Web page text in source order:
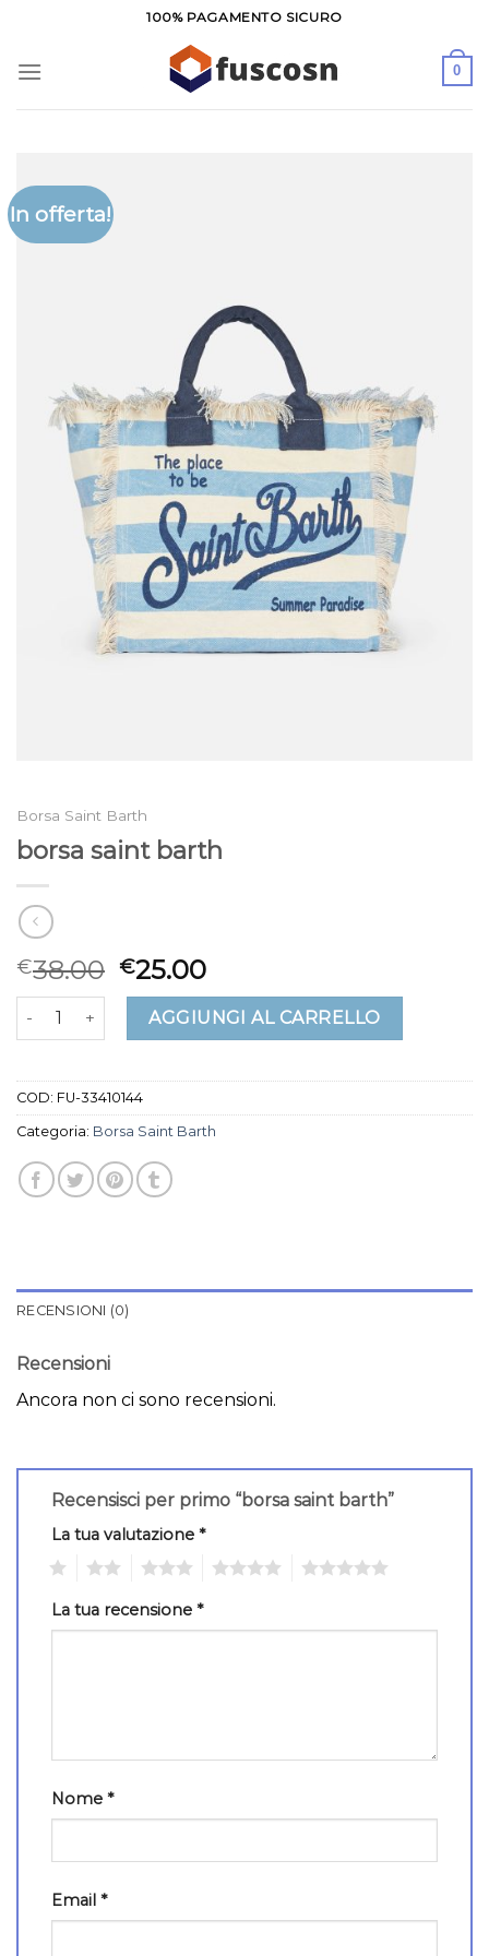
contenuti
100% PAGAMENTO SICURO
0
In offerta!
Borsa Saint Barth
borsa saint barth
€38.00 €25.00
borsa saint barth quantitàAGGIUNGI AL CARRELLO
COD: FU-33410144
Categoria: Borsa Saint Barth
RECENSIONI (0)
Recensioni
Ancora non ci sono recensioni.
Recensisci per primo “borsa saint barth”
La tua valutazione *
La tua recensione *
Nome *
Email *